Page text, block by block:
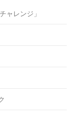
ャレンジ」